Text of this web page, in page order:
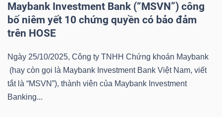
Maybank Investment Bank (“MSVN”) công
bố niêm yết 10 chứng quyền có bảo đảm
trên HOSE
Ngày 25/10/2025, Công ty TNHH Chứng khoán Maybank
(hay còn gọi là Maybank Investment Bank Việt Nam, viết
tắt là “MSVN”), thành viên của Maybank Investment
Banking...
CHĂM
SÓC
KHỎE